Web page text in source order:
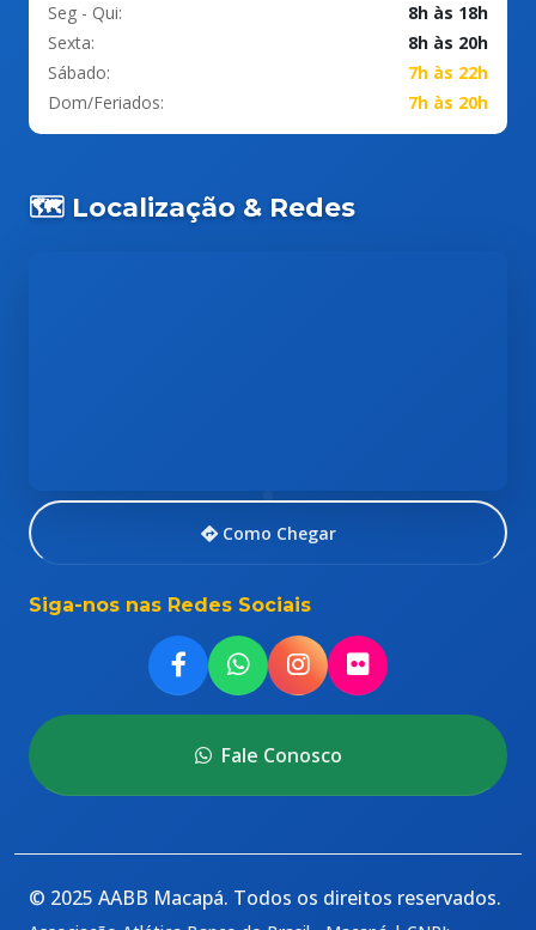
Seg - Qui:
8h às 18h
Sexta:
8h às 20h
Sábado:
7h às 22h
Dom/Feriados:
7h às 20h
🗺️ Localização & Redes
Como Chegar
Siga-nos nas Redes Sociais
Fale Conosco
© 2025 AABB Macapá. Todos os direitos reservados.